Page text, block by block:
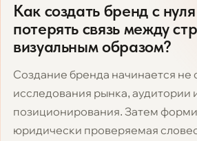
Как создать бренд с
потерять связь между
визуальным образом?
Создание бренда начинается не
исследования рынка, аудитории
позиционирования. Затем
юридически проверяемая